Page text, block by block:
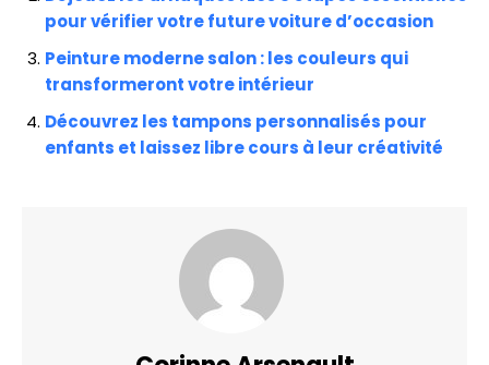
pour vérifier votre future voiture d’occasion
Peinture moderne salon : les couleurs qui
transformeront votre intérieur
Découvrez les tampons personnalisés pour
enfants et laissez libre cours à leur créativité